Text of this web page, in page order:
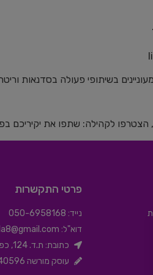
בשיתופי פעולה בסדנאות
הצטרפו לקהילה: שתפו את יקיריכם
פרטי התקשרות
נייד: 050-6958168
דוא"ל:
כתובת: ת.ד. 124, כפר ורדים
עוסק מורשה 035740596